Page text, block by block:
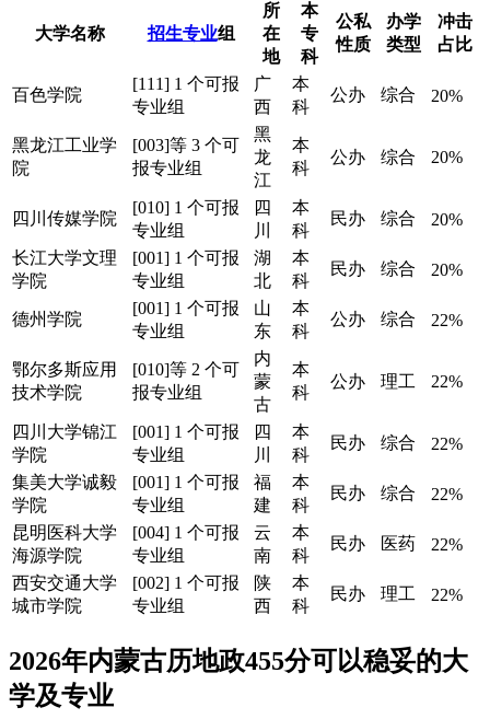
大学名称 招生专业组
所
在
地
本
专
科
公私
性质
办学
类型
冲击
占比
百色学院
[111] 1 个可报
专业组
广
西
本
科
公办 综合 20%
黑龙江工业学
院
[003]等 3 个可
报专业组
黑
龙
江
本
科
公办 综合 20%
四川传媒学院
[010] 1 个可报
专业组
四
川
本
科
民办 综合 20%
长江大学文理
学院
[001] 1 个可报
专业组
湖
北
本
科
民办 综合 20%
德州学院
[001] 1 个可报
专业组
山
东
本
科
公办 综合 22%
鄂尔多斯应用
技术学院
[010]等 2 个可
报专业组
内
蒙
古
本
科
公办 理工 22%
四川大学锦江
学院
[001] 1 个可报
专业组
四
川
本
科
民办 综合 22%
集美大学诚毅
学院
[001] 1 个可报
专业组
福
建
本
科
民办 综合 22%
昆明医科大学
海源学院
[004] 1 个可报
专业组
云
南
本
科
民办 医药 22%
西安交通大学
城市学院
[002] 1 个可报
专业组
陕
西
本
科
民办 理工 22%
2026年内蒙古历地政455分可以稳妥的大
学及专业